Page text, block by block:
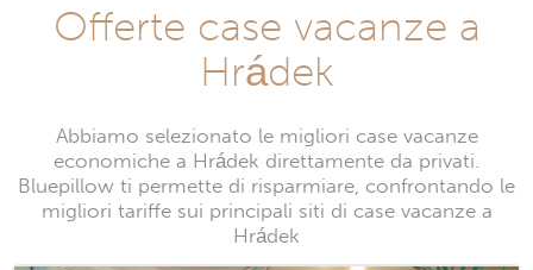
Offerte case vacanze a
Hrádek
Abbiamo selezionato le migliori case vacanze
economiche a Hrádek direttamente da privati.
Bluepillow ti permette di risparmiare, confrontando le
migliori tariffe sui principali siti di case vacanze a
Hrádek